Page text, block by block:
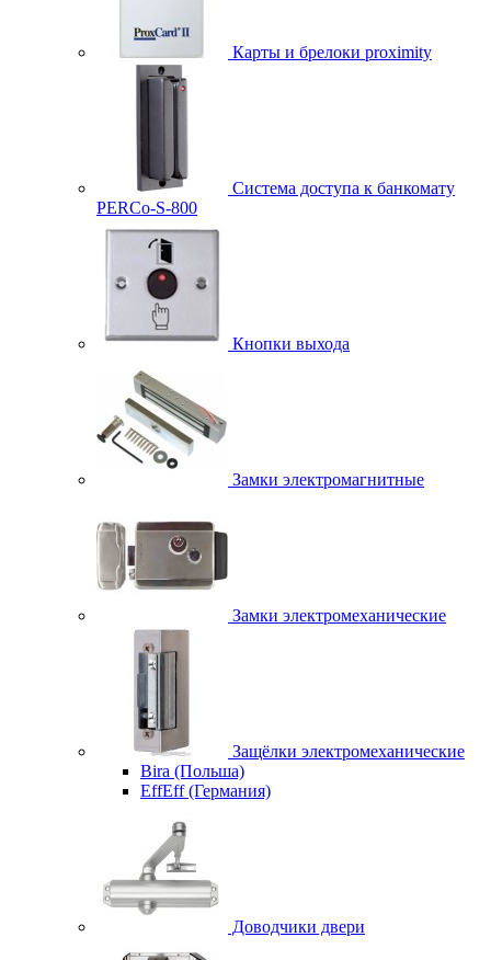
Карты и брелоки proximity
Система доступа к банкомату
PERCo-S-800
Кнопки выхода
Замки электромагнитные
Замки электромеханические
Защёлки электромеханические
Bira (Польша)
EffEff (Германия)
Доводчики двери